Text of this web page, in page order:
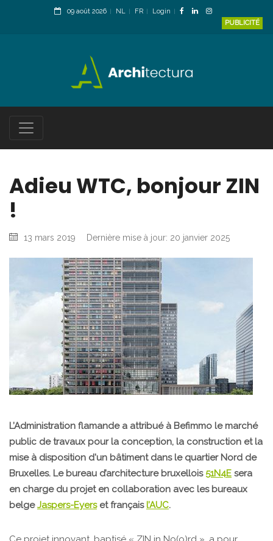
09 août 2026 NL FR
Login
PUBLICITÉ
Adieu WTC, bonjour ZIN
!
13 mars 2019 Dernière mise à jour: 20 janvier 2025
L’Administration flamande a attribué à Befimmo le marché
public de travaux pour la conception, la construction et la
mise à disposition d'un bâtiment dans le quartier Nord de
Bruxelles. Le bureau d’architecture bruxellois 51N4E sera
en charge du projet en collaboration avec les bureaux
belgeJaspers-Eyerset françaisl’AUC.